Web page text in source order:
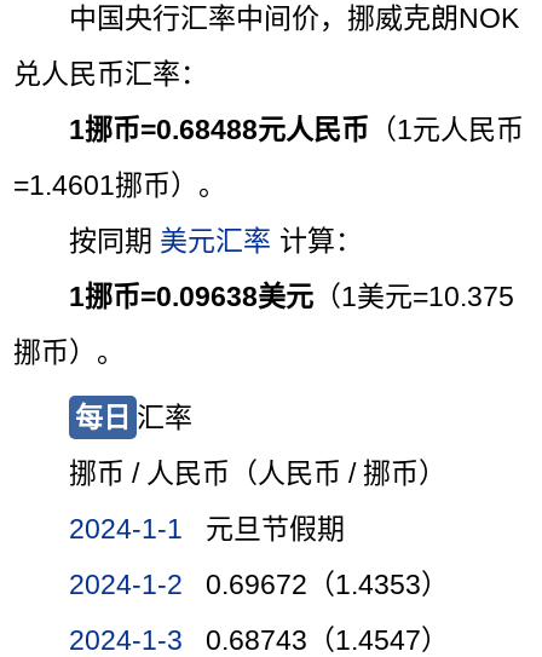
中国央行汇率中间价，挪威克朗NOK
兑人民币汇率：
1挪币=0.68488元人民币 （1元人民币
=1.4601挪币）。
按同期 美元汇率 计算：
1挪币=0.09638美元 （1美元=10.375
挪币）。
每日 汇率
挪币 / 人民币（人民币 / 挪币）
2024-1-1
元旦节假期
2024-1-2
0.69672（1.4353）
2024-1-3
0.68743（1.4547）